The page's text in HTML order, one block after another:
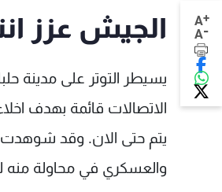
A+
A- الجيش عزز
يسيطر التوتر على مدينة
الاتصالات قائمة بهدف
يتم حتى الان. وقد شوهدت
والعسكري في محاولة منه